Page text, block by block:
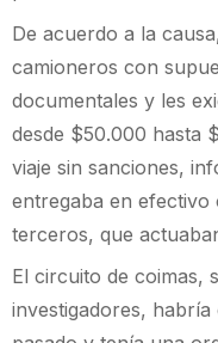
De acuerdo a la
camioneros con
documentales y les
desde $50.000 hasta
viaje sin sanciones,
entregaba en
terceros, que
El circuito de coimas,
investigadores,